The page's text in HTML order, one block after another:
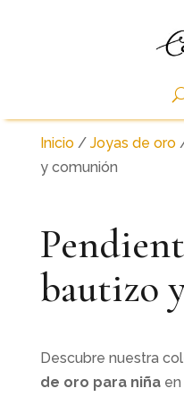
Inicio/ Joyas de oro/
y comunión
bautizo
Descubre nuestra
de oro para niñaen